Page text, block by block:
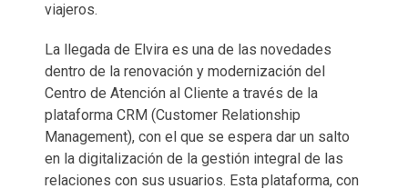
viajeros.
La llegada de Elvira es una de las novedades
dentro de la renovación y modernización del
Centro de Atención al Cliente a través de la
plataforma CRM (Customer Relationship
Management), con el que se espera dar un salto
en la digitalización de la gestión integral de las
relaciones con sus usuarios. Esta plataforma, con